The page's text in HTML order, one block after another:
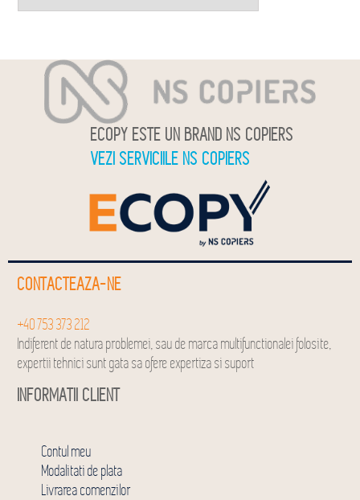
ECOPY ESTE UN BRAND NS COPIERS
VEZI SERVICIILE NS COPIERS
CONTACTEAZA-NE
+40 753 373 212
Indiferent de natura problemei, sau de marca multifunctionalei folosite,
expertii tehnici sunt gata sa ofere expertiza si suport
INFORMATII CLIENT
Contul meu
Modalitati de plata
Livrarea comenzilor